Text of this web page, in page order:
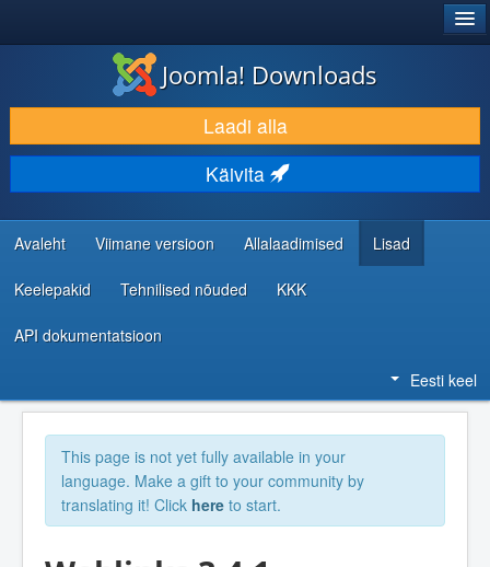
LAADI ALLA JA LAIENDA
AVASTA JA ÕPI
KOGUKOND JA KASUTAJATUGI
RESSURSID ARENDAJATELE
Joomla! Downloads
Laadi alla
Käivita
Avaleht Viimane versioon Allalaadimised Lisad
Keelepakid Tehnilised nõuded KKK
API dokumentatsioon
Eesti keel
This page is not yet fully available in your
language. Make a gift to your community by
translating it! Click here to start.